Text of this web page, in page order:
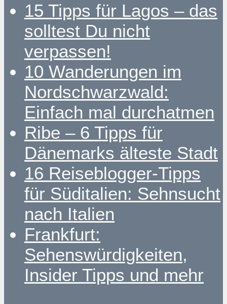
15 Tipps für Lagos – das
solltest Du nicht
verpassen!
10 Wanderungen im
Nordschwarzwald:
Einfach mal durchatmen
Ribe – 6 Tipps für
Dänemarks älteste Stadt
16 Reiseblogger-Tipps
für Süditalien: Sehnsucht
nach Italien
Frankfurt:
Sehenswürdigkeiten,
Insider Tipps und mehr